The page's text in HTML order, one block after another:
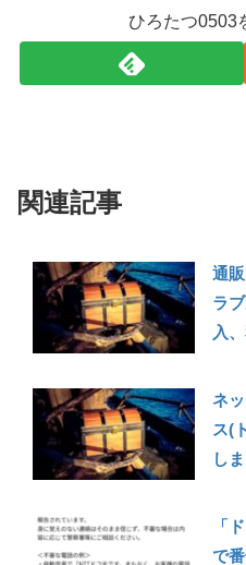
ひろたつ0503
関連記事
通
ラ
入
ネ
ス(
し
「
で